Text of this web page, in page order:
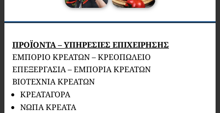
ΠΡΟΪΟΝΤΑ – ΥΠΗΡΕΣΙΕΣ ΕΠΙΧΕΙΡΗΣΗΣ
ΕΜΠΟΡΙΟ ΚΡΕΑΤΩΝ – ΚΡΕΟΠΩΛΕΙΟ
ΕΠΕΞΕΡΓΑΣΙΑ – ΕΜΠΟΡΙΑ ΚΡΕΑΤΩΝ
ΒΙΟΤΕΧΝΙΑ ΚΡΕΑΤΩΝ
ΚΡΕΑΤΑΓΟΡΑ
ΝΩΠΑ ΚΡΕΑΤΑ